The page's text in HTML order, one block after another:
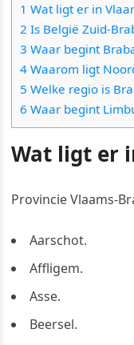
1 Wat ligt er in
2 Is België Zuid-
3 Waar begint
4 Waarom ligt
5 Welke regio is
6 Waar begint
Wat ligt er
Provincie Vlaams-
Aarschot.
Affligem.
Asse.
Beersel.